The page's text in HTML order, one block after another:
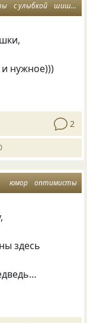
с улыбкой шишки жизни
нужное)))
2
юмор оптимисты
здесь